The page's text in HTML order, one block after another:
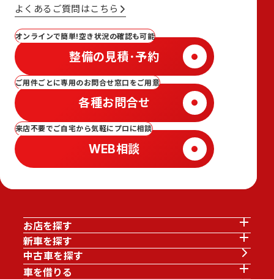
よくあるご質問はこちら
オンラインで簡単!空き状況の確認も可能
整備の見積･予約
ご用件ごとに専用のお問合せ窓口をご用意
各種お問合せ
来店不要でご自宅から気軽にプロに相談
WEB相談
お店を探す
新車を探す
中古車を探す
車を借りる